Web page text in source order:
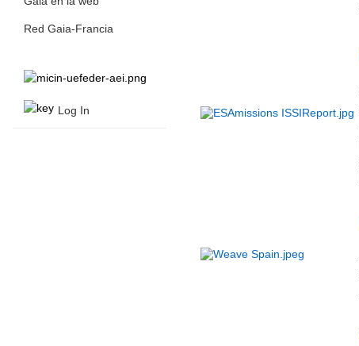
Red Gaia-Francia
Log In